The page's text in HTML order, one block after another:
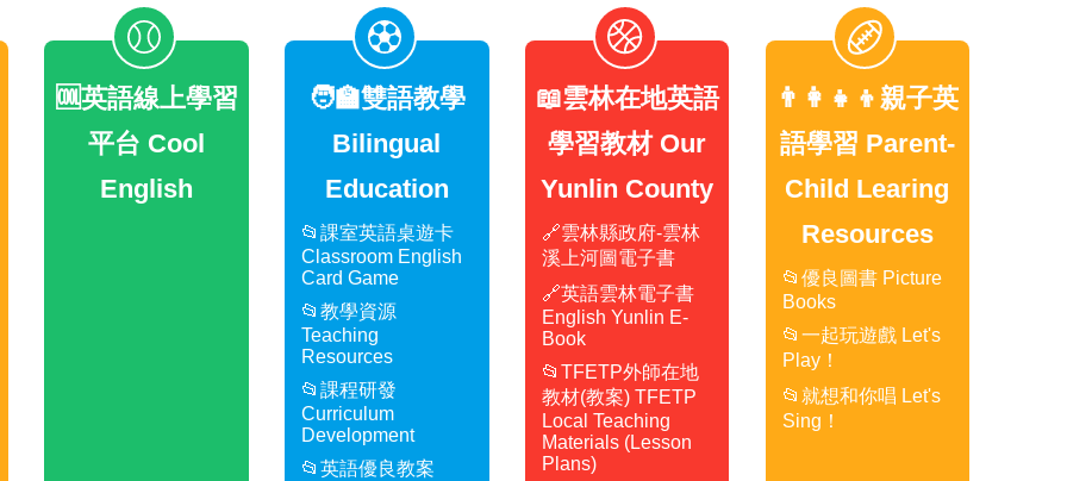
🆒英語線上學習
平台 Cool
English
🧑‍🏫雙語教學
Bilingual
Education
📂課室英語桌遊卡
Classroom English
Card Game
📂教學資源
Teaching
Resources
📂課程研發
Curriculum
Development
📂英語優良教案
📖雲林在地英語
學習教材 Our
Yunlin County
🔗雲林縣政府-雲林
溪上河圖電子書
🔗英語雲林電子書
English Yunlin E-
Book
📂TFETP外師在地
教材(教案) TFETP
Local Teaching
Materials (Lesson
Plans)
👨‍👩‍👧‍👦親子英
語學習 Parent-
Child Learing
Resources
📂優良圖書 Picture
Books
📂一起玩遊戲 Let's
Play！
📂就想和你唱 Let's
Sing！